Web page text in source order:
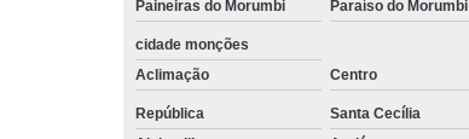
Paineiras do Morumbi Paraíso do Morumbi
cidade monções
Aclimação
Centro
República Santa Cecília